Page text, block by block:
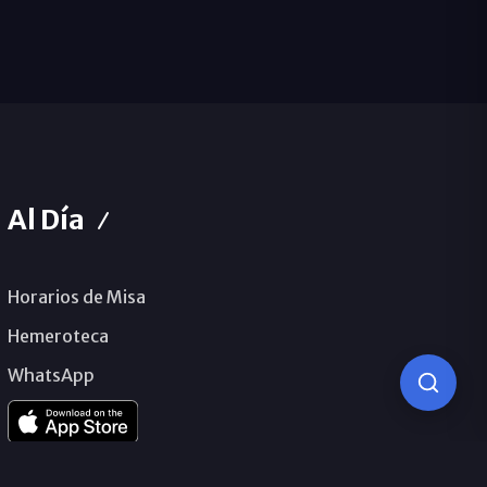
Al Día
Horarios de Misa
Hemeroteca
WhatsApp